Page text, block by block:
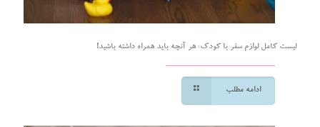
لیست کامل لوازم سفر با کودک: هر آنچه باید همراه داشته باشید!
ادامه مطلب